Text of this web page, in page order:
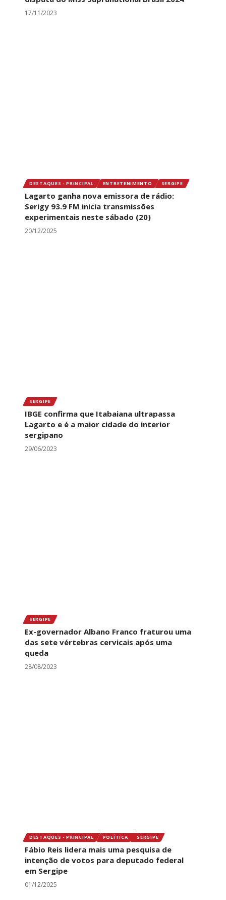
17/11/2023
DESTAQUES - PRINCIPAL ENTRETENIMENTO SERGIPE
Lagarto ganha nova emissora de rádio:
Serigy 93.9 FM inicia transmissões
experimentais neste sábado (20)
20/12/2025
SERGIPE
IBGE confirma que Itabaiana ultrapassa
Lagarto e é a maior cidade do interior
sergipano
29/06/2023
SERGIPE
Ex-governador Albano Franco fraturou uma
das sete vértebras cervicais após uma
queda
28/08/2023
DESTAQUES - PRINCIPAL POLÍTICA SERGIPE
Fábio Reis lidera mais uma pesquisa de
intenção de votos para deputado federal
em Sergipe
01/12/2025